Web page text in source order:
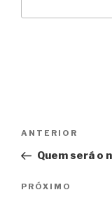
Post
Anterior
ANTERIOR
Quem será o
Próximo
PRÓXIMO